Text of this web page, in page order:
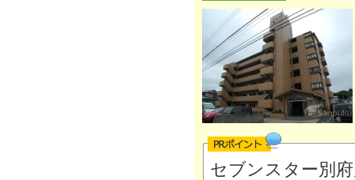
セブンスター別